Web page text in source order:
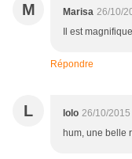
M Marisa 26/10/
Il est
Répondre
L lolo 26/10/
hum, une belle